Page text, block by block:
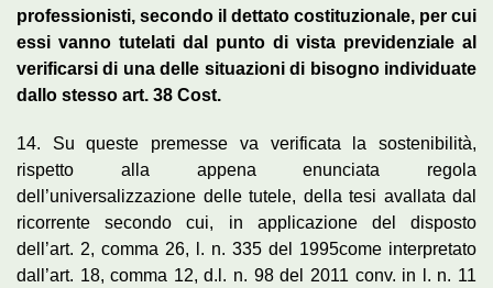
professionisti, secondo il dettato costituzionale, per cui
essi vanno tutelati dal punto di vista previdenziale al
verificarsi di una delle situazioni di bisogno individuate
dallo stesso art. 38 Cost.
14. Su queste premesse va verificata la sostenibilità,
rispetto alla appena enunciata regola
dell’universalizzazione delle tutele, della tesi avallata dal
ricorrente secondo cui, in applicazione del disposto
dell’art. 2, comma 26, l. n. 335 del 1995come interpretato
dall’art. 18, comma 12, d.l. n. 98 del 2011 conv. in l. n. 11